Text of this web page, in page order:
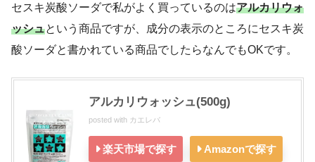
セスキ炭酸ソーダで私がよく買っているのはアルカリウォ
ッシュという商品ですが、成分の表示のところにセスキ炭
酸ソーダと書かれている商品でしたらなんでもOKです。
アルカリウォッシュ(500g)
posted with カエレバ
楽天市場で探す Amazonで探す